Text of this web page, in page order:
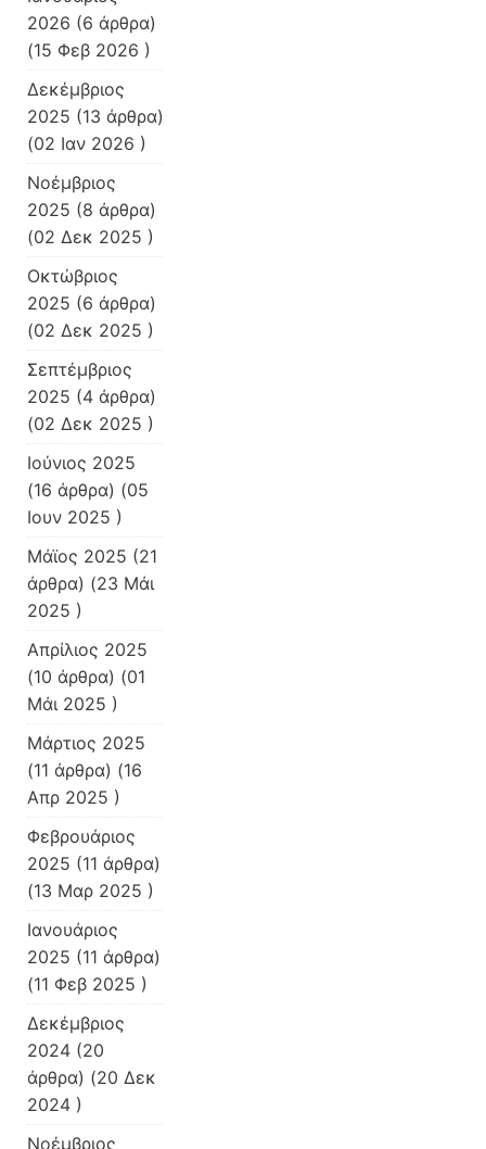
2026 (6 άρθρα)
(15 Φεβ 2026 )
Δεκέμβριος
2025 (13 άρθρα)
(02 Ιαν 2026 )
Νοέμβριος
2025 (8 άρθρα)
(02 Δεκ 2025 )
Οκτώβριος
2025 (6 άρθρα)
(02 Δεκ 2025 )
Σεπτέμβριος
2025 (4 άρθρα)
(02 Δεκ 2025 )
Ιούνιος 2025
(16 άρθρα) (05
Ιουν 2025 )
Μάϊος 2025 (21
άρθρα) (23 Μάι
2025 )
Απρίλιος 2025
(10 άρθρα) (01
Μάι 2025 )
Μάρτιος 2025
(11 άρθρα) (16
Απρ 2025 )
Φεβρουάριος
2025 (11 άρθρα)
(13 Μαρ 2025 )
Ιανουάριος
2025 (11 άρθρα)
(11 Φεβ 2025 )
Δεκέμβριος
2024 (20
άρθρα) (20 Δεκ
2024 )
Νοέμβριος